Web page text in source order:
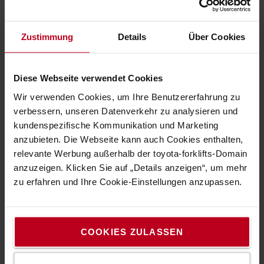
Zustimmung Details Über Cookies
Diese Webseite verwendet Cookies
Wir verwenden Cookies, um Ihre Benutzererfahrung zu
verbessern, unseren Datenverkehr zu analysieren und
kundenspezifische Kommunikation und Marketing
anzubieten. Die Webseite kann auch Cookies enthalten,
relevante Werbung außerhalb der toyota-forklifts-Domain
anzuzeigen. Klicken Sie auf „Details anzeigen“, um mehr
zu erfahren und Ihre Cookie-Einstellungen anzupassen.
COOKIES ZULASSEN
Unser Produktprogramm
Informieren Sie sich über unser breites Angebot an
Gabelstaplern, Schubmaststaplern,
Schmalgangstaplern, Schleppern, Hubwagen &
Kommissioniergeräten.